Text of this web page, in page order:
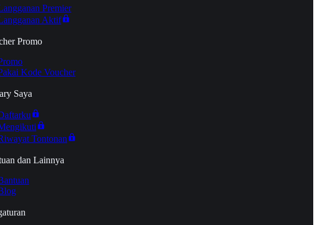
Premier
Aktif
Promo
Kode Voucher
Saya
Tontonan
dan Lainnya